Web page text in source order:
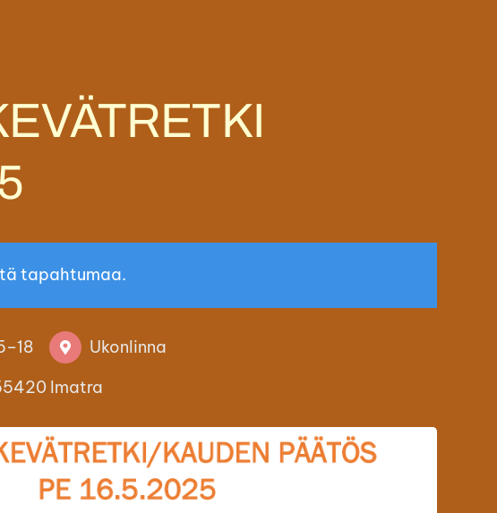
ry
tapahtumaa.
–18
Ukonlinna
Imatra